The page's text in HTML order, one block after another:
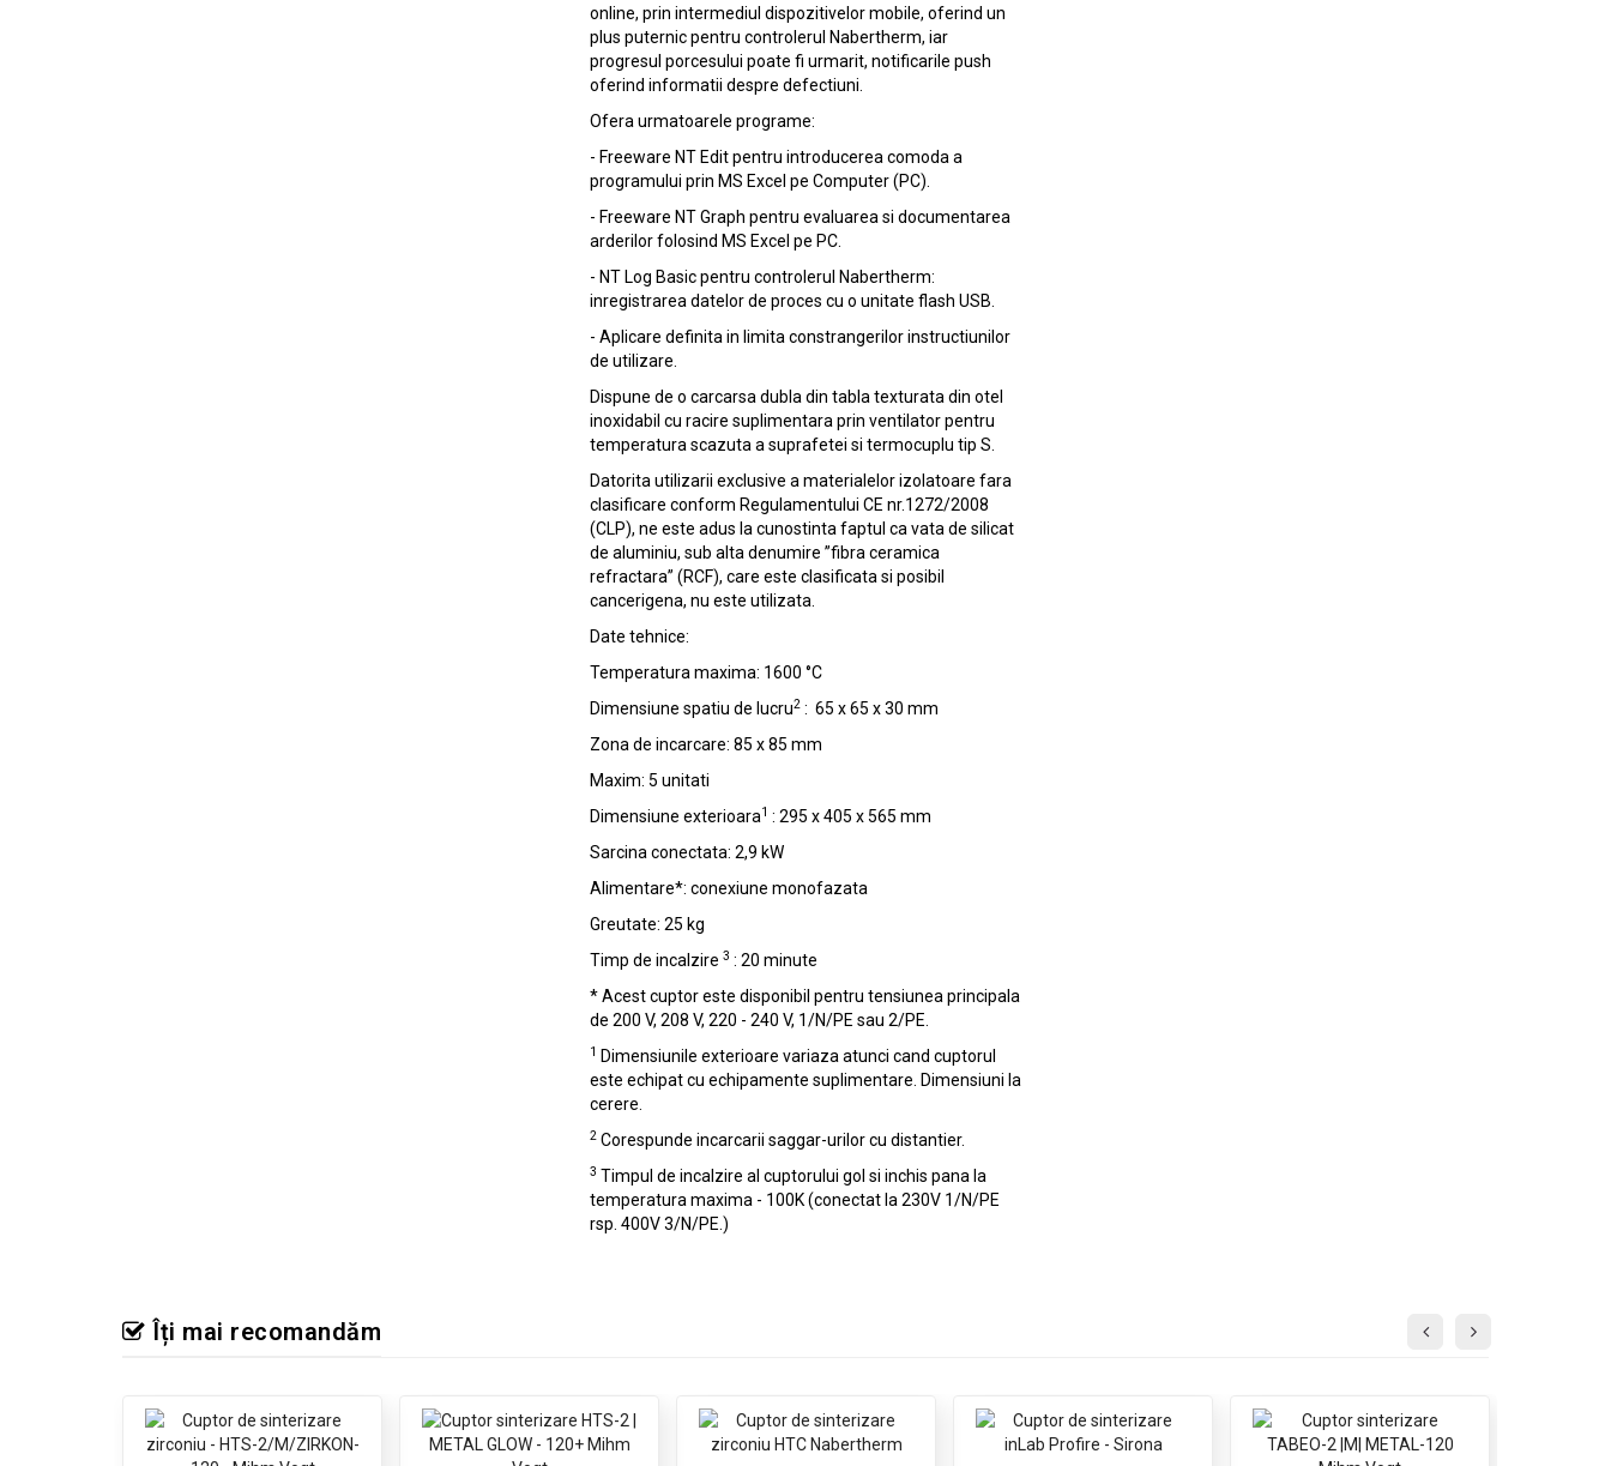
online, prin intermediul dispozitivelor mobile, oferind un
plus puternic pentru controlerul Nabertherm, iar
progresul porcesului poate fi urmarit, notificarile push
oferind informatii despre defectiuni.
Ofera urmatoarele programe:
- Freeware NT Edit pentru introducerea comoda a
programului prin MS Excel pe Computer (PC).
- Freeware NT Graph pentru evaluarea si documentarea
arderilor folosind MS Excel pe PC.
- NT Log Basic pentru controlerul Nabertherm:
inregistrarea datelor de proces cu o unitate flash USB.
- Aplicare definita in limita constrangerilor instructiunilor
de utilizare.
Dispune de o carcarsa dubla din tabla texturata din otel
inoxidabil cu racire suplimentara prin ventilator pentru
temperatura scazuta a suprafetei si termocuplu tip S.
Datorita utilizarii exclusive a materialelor izolatoare fara
clasificare conform Regulamentului CE nr.1272/2008
(CLP), ne este adus la cunostinta faptul ca vata de silicat
de aluminiu, sub alta denumire ”fibra ceramica
refractara” (RCF), care este clasificata si posibil
cancerigena, nu este utilizata.
Date tehnice:
Temperatura maxima: 1600 °C
Dimensiune spatiu de lucru2 : 65 x 65 x 30 mm
Zona de incarcare: 85 x 85 mm
Maxim: 5 unitati
Dimensiune exterioara1 : 295 x 405 x 565 mm
Sarcina conectata: 2,9 kW
Alimentare*: conexiune monofazata
Greutate: 25 kg
Timp de incalzire 3 : 20 minute
* Acest cuptor este disponibil pentru tensiunea principala
de 200 V, 208 V, 220 - 240 V, 1/N/PE sau 2/PE.
1 Dimensiunile exterioare variaza atunci cand cuptorul
este echipat cu echipamente suplimentare. Dimensiuni la
cerere.
2 Corespunde incarcarii saggar-urilor cu distantier.
3 Timpul de incalzire al cuptorului gol si inchis pana la
temperatura maxima - 100K (conectat la 230V 1/N/PE
rsp. 400V 3/N/PE.)
Îți mai recomandăm